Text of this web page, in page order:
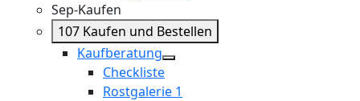
Sep-Kaufen
107 Kaufen und Bestellen
Kaufberatung
Checkliste
Rostgalerie 1